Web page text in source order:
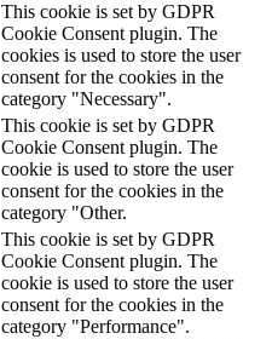
This cookie is set by GDPR
Cookie Consent plugin. The
cookies is used to store the user
consent for the cookies in the
category "Necessary".
This cookie is set by GDPR
Cookie Consent plugin. The
cookie is used to store the user
consent for the cookies in the
category "Other.
This cookie is set by GDPR
Cookie Consent plugin. The
cookie is used to store the user
consent for the cookies in the
category "Performance".